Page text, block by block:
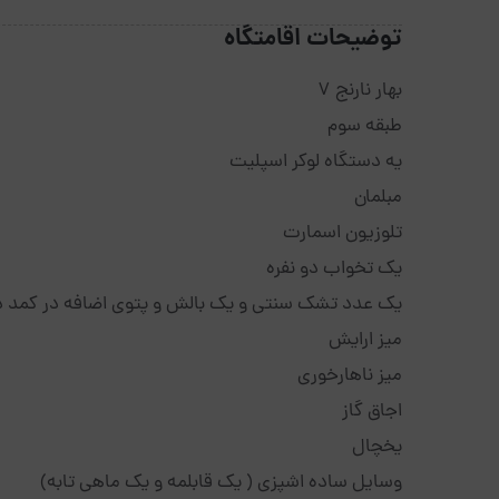
توضیحات اقامتگاه
بهار نارنج ۷
طبقه سوم
یه دستگاه لوکر اسپلیت
مبلمان
تلوزیون اسمارت
یک تخواب دو نفره
یک عدد تشک سنتی و یک بالش و پتوی اضافه در کمد
میز ارایش
میز ناهارخوری
اجاق گاز
یخچال
وسایل ساده اشپزی ( یک قابلمه و یک ماهی تابه)